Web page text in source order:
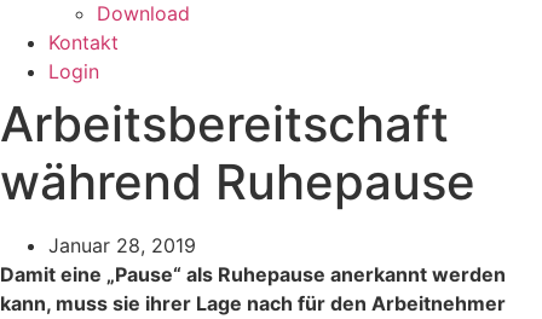
Download
Kontakt
Login
Arbeitsbereitschaft
während Ruhepause
Januar 28, 2019
Damit eine „Pause“ als Ruhepause anerkannt werden
kann, muss sie ihrer Lage nach für den Arbeitnehmer